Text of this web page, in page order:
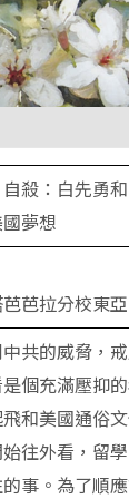
殺：白先勇
夢想
芭拉分校東
共的威脅，
個充滿壓抑
和美國通俗
往外看，留
事。為了順